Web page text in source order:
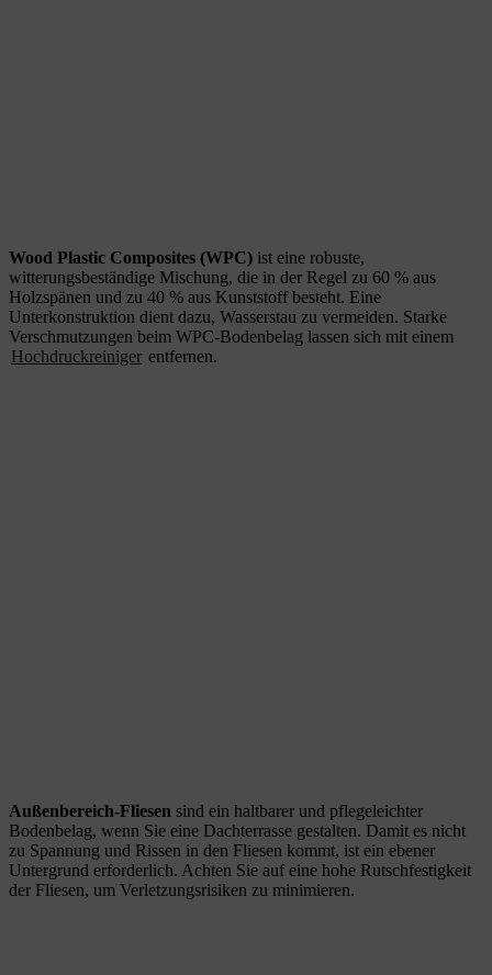
Wood Plastic Composites (WPC) ist eine robuste,
witterungsbeständige Mischung, die in der Regel zu 60 % aus
Holzspänen und zu 40 % aus Kunststoff besteht. Eine
Unterkonstruktion dient dazu, Wasserstau zu vermeiden. Starke
Verschmutzungen beim WPC-Bodenbelag lassen sich mit einem
Hochdruckreiniger entfernen.
Außenbereich-Fliesen sind ein haltbarer und pflegeleichter
Bodenbelag, wenn Sie eine Dachterrasse gestalten. Damit es nicht
zu Spannung und Rissen in den Fliesen kommt, ist ein ebener
Untergrund erforderlich. Achten Sie auf eine hohe Rutschfestigkeit
der Fliesen, um Verletzungsrisiken zu minimieren.